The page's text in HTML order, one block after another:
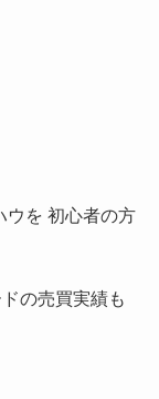
ウを 初心者の方
の売買実績も